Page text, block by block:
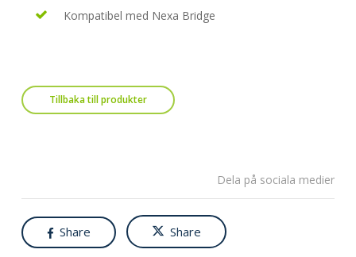
Kompatibel med Nexa Bridge
Tillbaka till produkter
Dela på sociala medier
Share Share